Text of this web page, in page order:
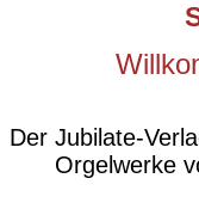
Der Jubilate-
Orgelwerke